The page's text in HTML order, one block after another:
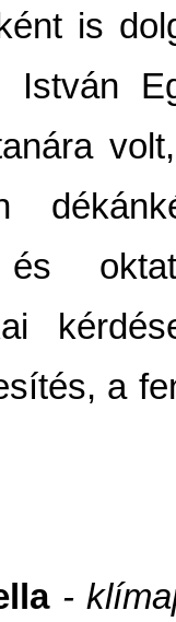
is
István
és
a
-